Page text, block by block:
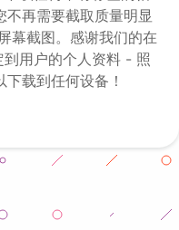
再需要截取质量明显
幕截图。感谢我们的在
用户的个人资料 - 照
载到任何设备！